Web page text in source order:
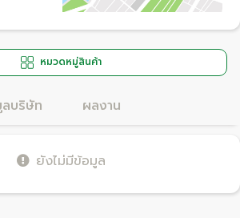
หมวดหมู่สินค้า
บริษัท ผลงาน
ยังไม่มีข้อมูล